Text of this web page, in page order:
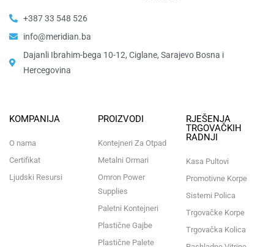
+387 33 548 526
info@meridian.ba
Dajanli Ibrahim-bega 10-12, Ciglane, Sarajevo Bosna i
Hercegovina​
KOMPANIJA
O nama
Certifikat
Ljudski Resursi
PROIZVODI
Kontejneri Za Otpad
Metalni Ormari
Omron Power
Supplies
Paletni Kontejneri
Plastične Gajbe
Plastične Palete
RJEŠENJA
TRGOVAČKIH
RADNJI
Kasa Pultovi
Promotivne Korpe
Sistemi Polica
Trgovačke Korpe
Trgovačka Kolica